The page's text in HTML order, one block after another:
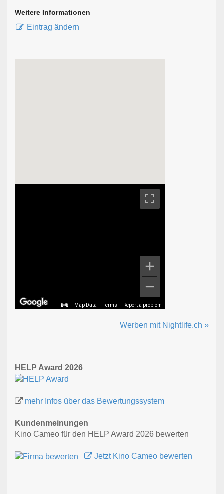
Weitere Informationen
Eintrag ändern
Map Data Terms Report a problem
Werben mit Nightlife.ch »
HELP Award 2026
mehr Infos über das Bewertungssystem
Kundenmeinungen
Kino Cameo für den HELP Award 2026 bewerten
Jetzt Kino Cameo bewerten